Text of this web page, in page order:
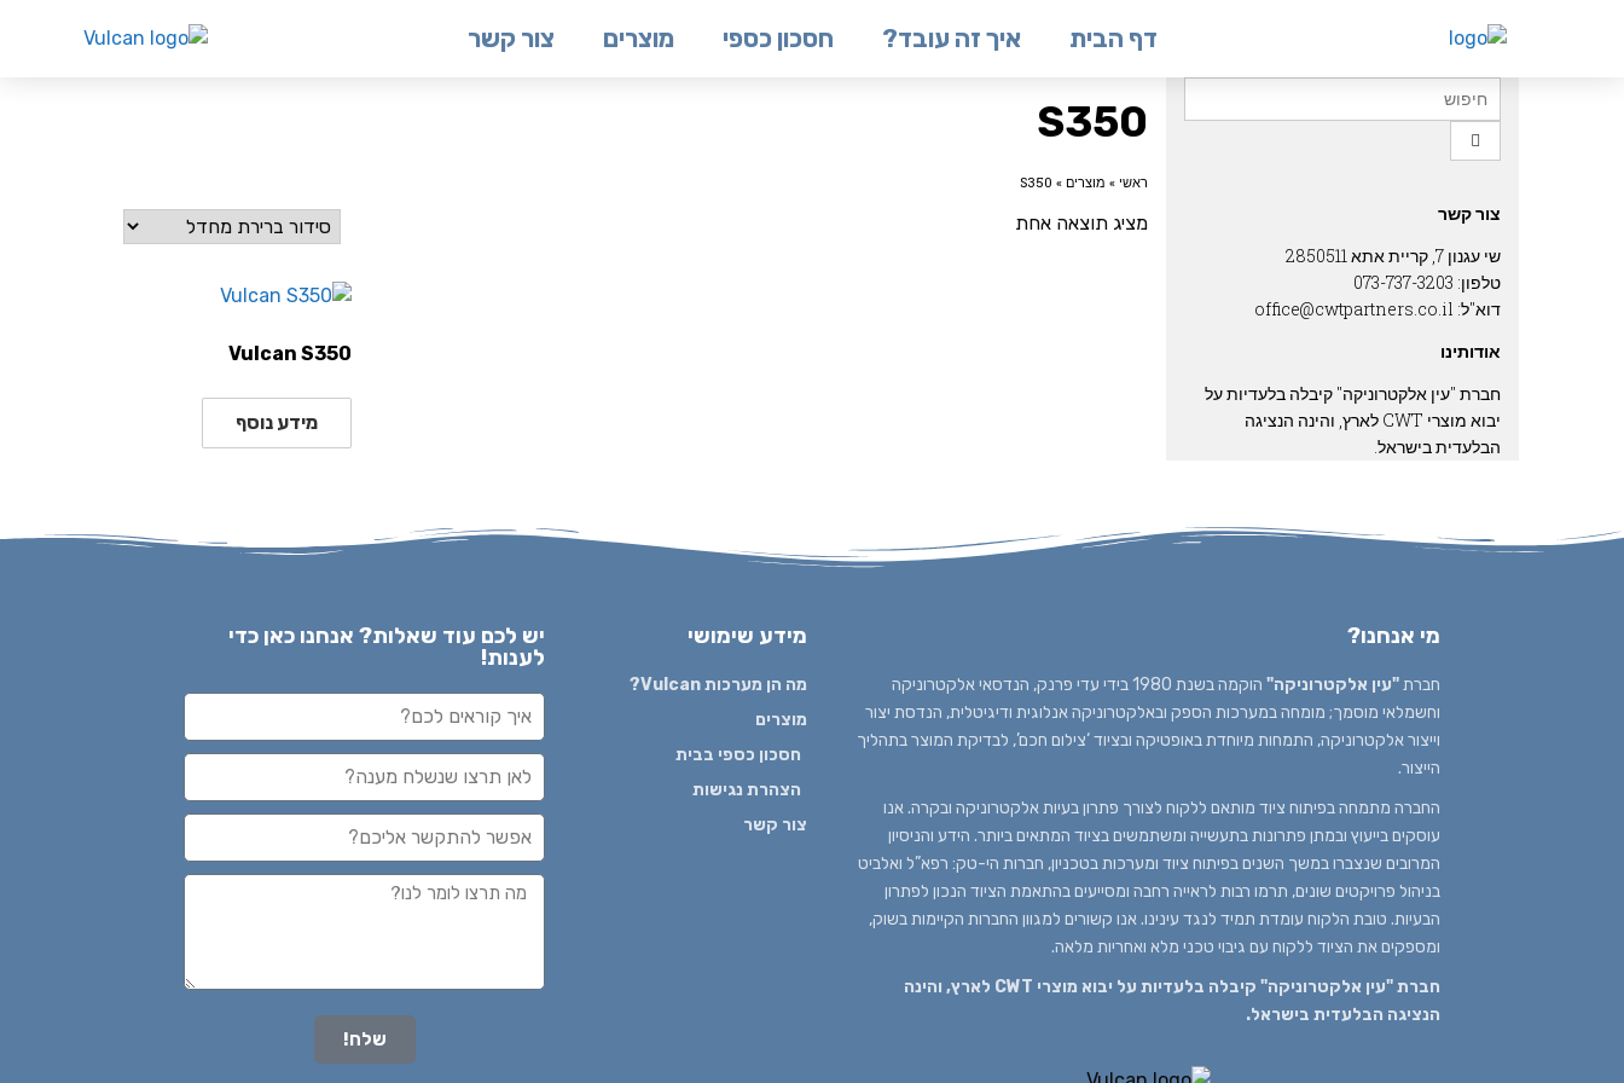
דף הבית איך זה עובד? חסכון כספי מוצרים צור קשר
S350
ראשי » מוצרים »
S350
מציג תוצאה אחת
Vulcan S350
מידע נוסף
צור קשר
שי עגנון 7, קריית אתא 2850511
טלפון: 073-737-3203
דוא"ל: office@cwtpartners.co.il
אודותינו
חברת "עין אלקטרוניקה" קיבלה בלעדיות על
יבוא מוצרי CWT לארץ, והינה הנציגה
הבלעדית בישראל.
מי אנחנו?
חברת"עין אלקטרוניקה"
הוקמה בשנת 1980 בידי עדי פרנק, הנדסאי אלקטרוניקה
וחשמלאי מוסמך; מומחה במערכות הספק ובאלקטרוניקה אנלוגית ודיגיטלית, הנדסת יצור
וייצור אלקטרוניקה, התמחות מיוחדת באופטיקה ובציוד ‘צילום חכם’, לבדיקת המוצר בתהליך
הייצור.
החברה מתמחה בפיתוח ציוד מותאם ללקוח לצורך פתרון בעיות אלקטרוניקה ובקרה. אנו
עוסקים בייעוץ ובמתן פתרונות בתעשייה ומשתמשים בציוד המתאים ביותר. הידע והניסיון
המרובים שנצברו במשך השנים בפיתוח ציוד ומערכות בטכניון, חברות הי-טק: רפא”ל ואלביט
בניהול פרויקטים שונים, תרמו רבות לראייה רחבה ומסייעים בהתאמת הציוד הנכון לפתרון
הבעיות. טובת הלקוח עומדת תמיד לנגד עינינו. אנו קשורים למגוון החברות הקיימות בשוק,
ומספקים את הציוד ללקוח עם גיבוי טכני מלא ואחריות מלאה.
חברת "עין אלקטרוניקה" קיבלה בלעדיות על יבוא מוצרי CWT לארץ, והינה
הנציגה הבלעדית בישראל.
מידע שימושי
מה הן מערכות Vulcan?
מוצרים
חסכון כספי בבית
הצהרת נגישות
צור קשר
יש לכם עוד שאלות? אנחנו כאן כדי
לענות!
שלח!